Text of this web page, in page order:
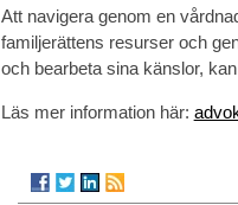
Att navigera genom en
familjerättens resurser och
och bearbeta sina känslor,
Läs mer information här: